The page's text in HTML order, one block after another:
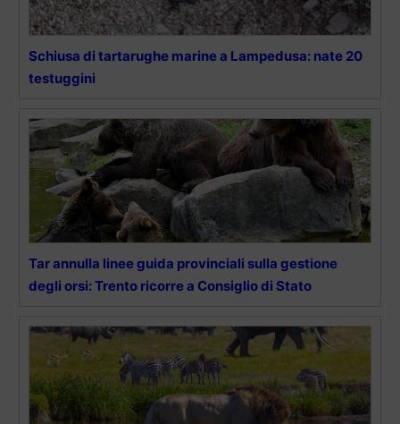
Schiusa di tartarughe marine a Lampedusa: nate 20
testuggini
Tar annulla linee guida provinciali sulla gestione
degli orsi: Trento ricorre a Consiglio di Stato